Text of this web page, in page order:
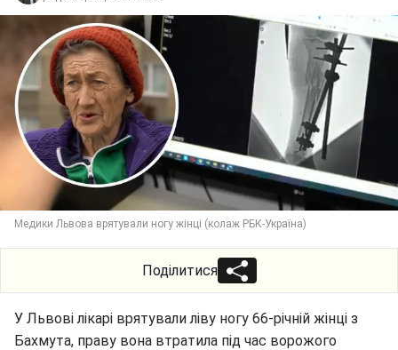
Медики Львова врятували ногу жінці (колаж РБК-Україна)
Поділитися
У Львові лікарі врятували ліву ногу 66-річній жінці з
Бахмута, праву вона втратила під час ворожого